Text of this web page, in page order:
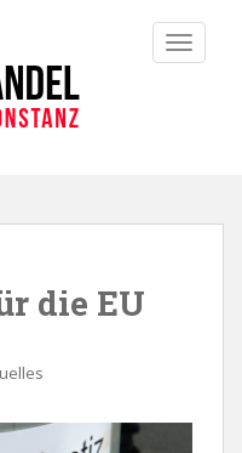
die EU